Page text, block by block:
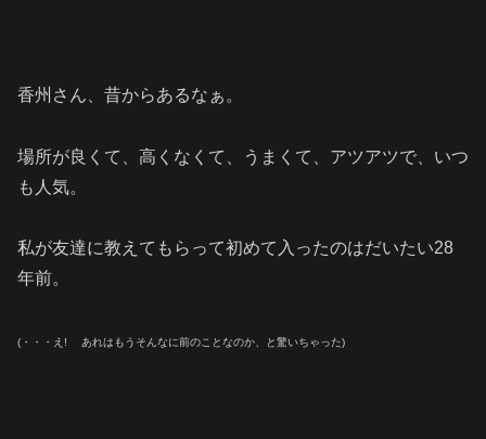
香州さん、昔からあるなぁ。
場所が良くて、高くなくて、うまくて、アツアツで、いつ
も人気。
私が友達に教えてもらって初めて入ったのはだいたい28
年前。
(・・・え! あれはもうそんなに前のことなのか、と驚いちゃった)